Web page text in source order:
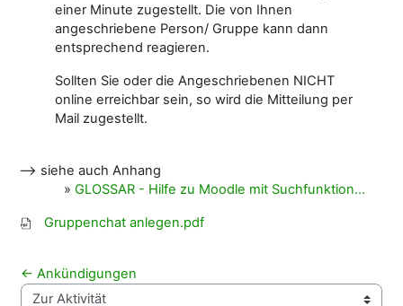
einer Minute zugestellt. Die von Ihnen
angeschriebene Person/ Gruppe kann dann
entsprechend reagieren.
Sollten Sie oder die Angeschriebenen NICHT
online erreichbar sein, so wird die Mitteilung per
Mail zugestellt.
--> siehe auch Anhang
» GLOSSAR - Hilfe zu Moodle mit Suchfunktion...
Gruppenchat anlegen.pdf
← Ankündigungen